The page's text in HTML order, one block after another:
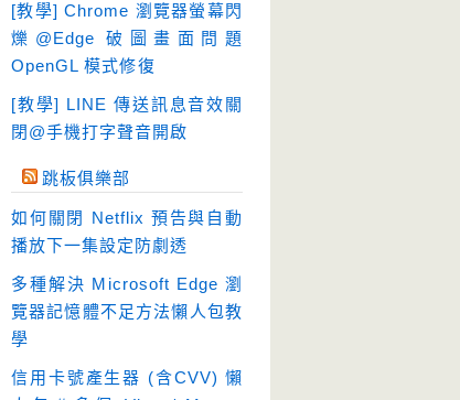
(188)
翻譯軟體 (3)
輸入法 (4)
[教學] Chrome 瀏覽器螢幕閃
爍@Edge 破圖畫面問題
OpenGL 模式修復
[教學] LINE 傳送訊息音效關
閉@手機打字聲音開啟
跳板俱樂部
如何關閉 Netflix 預告與自動
播放下一集設定防劇透
多種解決 Microsoft Edge 瀏
覽器記憶體不足方法懶人包教
學
信用卡號產生器 (含CVV) 懶